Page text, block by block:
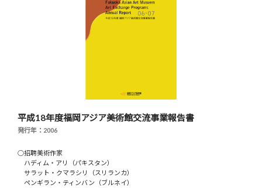
平成18年度福岡アジア美術館交流事業報告書
発行年：2006
○招聘美術作家
ハディム・アリ（パキスタン）
サラット・クマラシリ（スリランカ）
ペンギラン・ティンバン（ブルネイ）